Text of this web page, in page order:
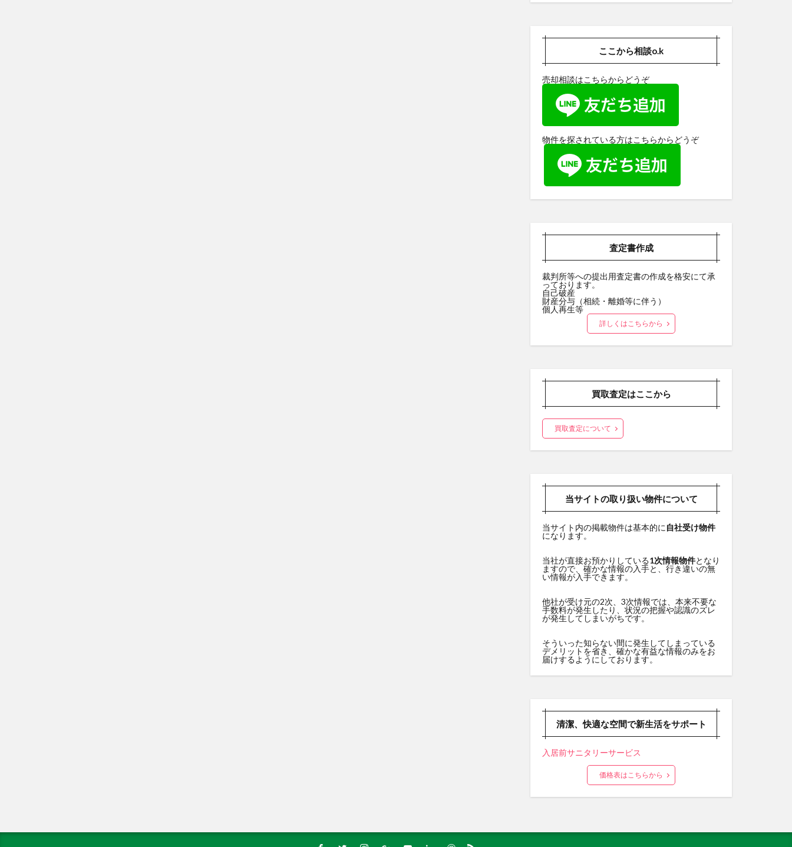
ここから相談o.k
売却相談はこちらからどうぞ
物件を探されている方はこちらからどうぞ
査定書作成
裁判所等への提出用査定書の作成を格安にて承
っております。
自己破産
財産分与（相続・離婚等に伴う）
個人再生等
詳しくはこちらから
買取査定はここから
買取査定について
当サイトの取り扱い物件について
当サイト内の掲載物件は基本的に 自社受け物件
になります。
当社が直接お預かりしている1次情報物件となり
ますので、確かな情報の入手と、行き違いの無
い情報が入手できます。
他社が受け元の2次、3次情報では、本来不要な
手数料が発生したり、状況の把握や認識のズレ
が発生してしまいがちです。
そういった知らない間に発生してしまっている
デメリットを省き、確かな有益な情報のみをお
届けするようにしております。
清潔、快適な空間で新生活をサポート
入居前サニタリーサービス
価格表はこちらから